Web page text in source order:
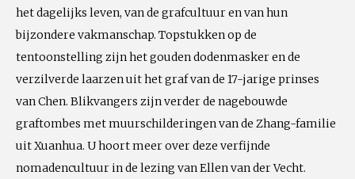
het dagelijks leven, van de grafcultuur en van hun
bijzondere vakmanschap. Topstukken op de
tentoonstelling zijn het gouden dodenmasker en de
verzilverde laarzen uit het graf van de 17-jarige prinses
van Chen. Blikvangers zijn verder de nagebouwde
graftombes met muurschilderingen van de Zhang-familie
uit Xuanhua. U hoort meer over deze verfijnde
nomadencultuur in de lezing van Ellen van der Vecht.